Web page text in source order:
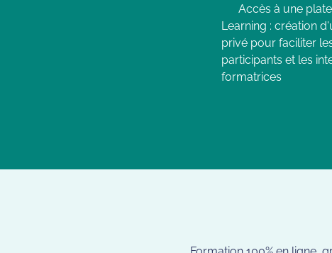
Accès à une
Learning : création
privé pour faciliter
participants et les
formatrices